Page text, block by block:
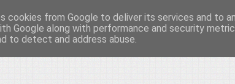
των Τεχνών...
εδώ για να μιλάμε για τον πολιτισμό, σε κάθε
cookies from Google to deliver its services and to
Google along with performance and security
to detect and address abuse.